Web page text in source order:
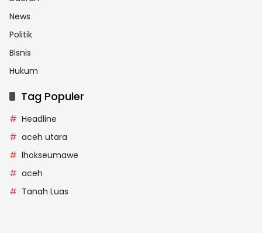
News
Politik
Bisnis
Hukum
Tag Populer
Headline
aceh utara
lhokseumawe
aceh
Tanah Luas